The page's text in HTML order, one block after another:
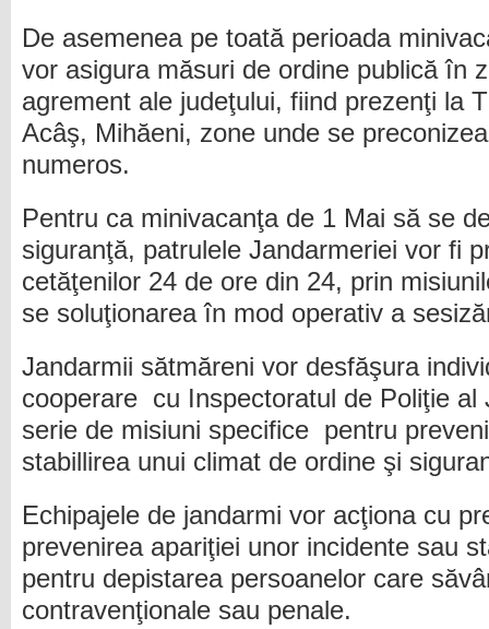
De asemenea pe toată perioada
vor asigura măsuri de ordine publică în
agrement ale judeţului, fiind prezenţi la
Acâş, Mihăeni, zone unde se
numeros.
Pentru ca minivacanţa de 1 Mai să se
siguranţă, patrulele Jandarmeriei vor fi
cetăţenilor 24 de ore din 24, prin
se soluţionarea în mod operativ a
Jandarmii sătmăreni vor desfăşura
cooperare cu Inspectoratul de Poliţie al
serie de misiuni specifice pentru
stabillirea unui climat de ordine şi
Echipajele de jandarmi vor acţiona cu
prevenirea apariţiei unor incidente sau
pentru depistarea persoanelor care
contravenţionale sau penale.